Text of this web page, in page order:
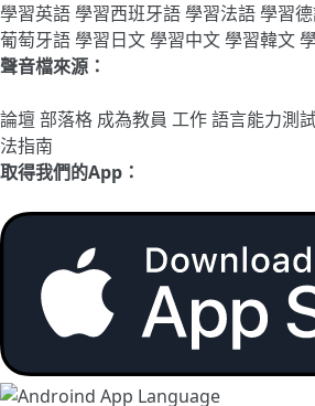
學習英語學習西班牙語學習法語學習
葡萄牙語學習日文學習中文學習韓文
聲音檔來源：
論壇部落格 成為教員 工作語言能力測
法指南
取得我們的App：